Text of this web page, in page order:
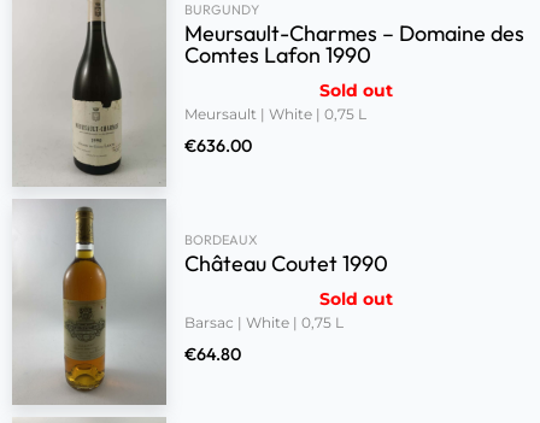
BURGUNDY
Meursault-Charmes – Domaine des
Comtes Lafon 1990
Sold out
Meursault | White | 0,75 L
€636.00
BORDEAUX
Château Coutet 1990
Sold out
Barsac | White | 0,75 L
€64.80